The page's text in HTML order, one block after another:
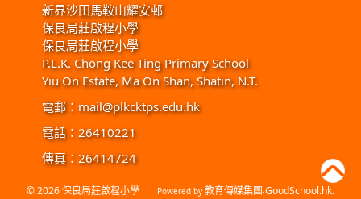
新界沙田馬鞍山耀安邨
保良局莊啟程小學
保良局莊啟程小學
P.L.K. Chong Kee Ting Primary School
Yiu On Estate, Ma On Shan, Shatin, N.T.
電郵： mail@plkcktps.edu.hk
電話：26410221
傳真：26414724
© 2026保良局莊啟程小學 Powered by 教育傳媒集團‧GoodSchool.hk.